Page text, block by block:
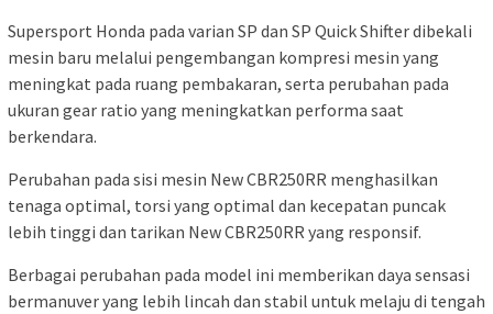
Supersport Honda pada varian SP dan SP Quick Shifter dibekali
mesin baru melalui pengembangan kompresi mesin yang
meningkat pada ruang pembakaran, serta perubahan pada
ukuran gear ratio yang meningkatkan performa saat
berkendara.
Perubahan pada sisi mesin New CBR250RR menghasilkan
tenaga optimal, torsi yang optimal dan kecepatan puncak
lebih tinggi dan tarikan New CBR250RR yang responsif.
Berbagai perubahan pada model ini memberikan daya sensasi
bermanuver yang lebih lincah dan stabil untuk melaju di tengah